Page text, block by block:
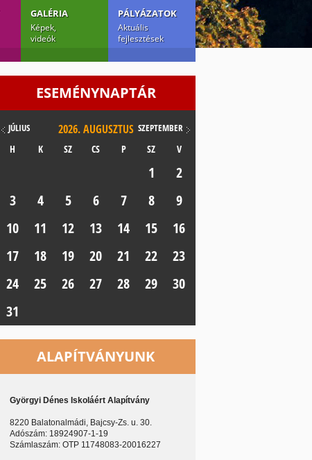
GALÉRIA
Képek,
videók
PÁLYÁZATOK
Aktuális
fejlesztések
ESEMÉNYNAPTÁR
JÚLIUS 2026. AUGUSZTUS SZEPTEMBER
H K SZ CS P SZ V
1
2
3
4 5 6 7 8
9
10
11 12 13 14 15
16
17
18 19 20 21 22
23
24
25 26 27 28 29
30
31
ALAPÍTVÁNYUNK
Györgyi Dénes Iskoláért Alapítvány
8220 Balatonalmádi, Bajcsy-Zs. u. 30.
Adószám: 18924907-1-19
Számlaszám: OTP 11748083-20016227